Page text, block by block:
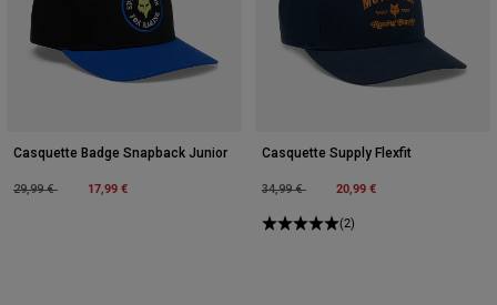
Casquette Badge Snapback Junior
Price reduced from
29,99 €to 17,99 €
Casquette Supply Flexfit
Price reduced from
34,99 €to 20,99 €
(2)